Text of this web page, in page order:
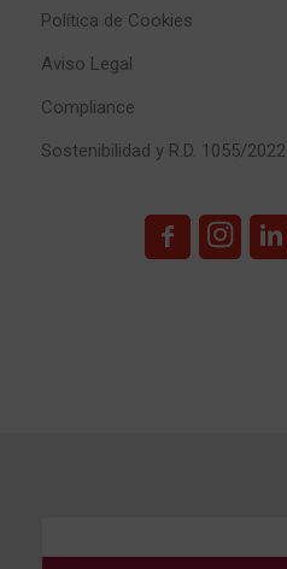
Política de Cookies
Aviso Legal
Compliance
Sostenibilidad y R.D. 1055/2022